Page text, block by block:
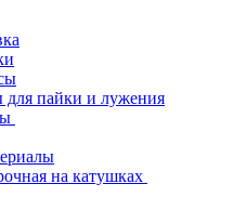
пайки и лужения
на катушках